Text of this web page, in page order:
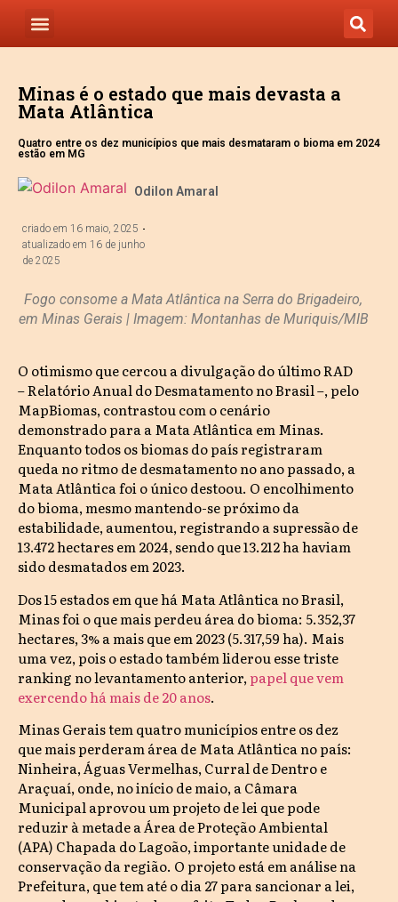
Minas é o estado que mais devasta a
Mata Atlântica
Quatro entre os dez municípios que mais desmataram o bioma em 2024
estão em MG
Odilon Amaral
criado em 16 maio, 2025
atualizado em 16 de junho
de 2025
Fogo consome a Mata Atlântica na Serra do Brigadeiro,
em Minas Gerais | Imagem: Montanhas de Muriquis/MIB
O otimismo que cercou a divulgação do último RAD
– Relatório Anual do Desmatamento no Brasil –, pelo
MapBiomas, contrastou com o cenário
demonstrado para a Mata Atlântica em Minas.
Enquanto todos os biomas do país registraram
queda no ritmo de desmatamento no ano passado, a
Mata Atlântica foi o único destoou. O encolhimento
do bioma, mesmo mantendo-se próximo da
estabilidade, aumentou, registrando a supressão de
13.472 hectares em 2024, sendo que 13.212 ha haviam
sido desmatados em 2023.
Dos 15 estados em que há Mata Atlântica no Brasil,
Minas foi o que mais perdeu área do bioma: 5.352,37
hectares, 3% a mais que em 2023 (5.317,59 ha). Mais
uma vez, pois o estado também liderou esse triste
ranking no levantamento anterior,papel que vem
exercendo há mais de 20 anos.
Minas Gerais tem quatro municípios entre os dez
que mais perderam área de Mata Atlântica no país:
Ninheira, Águas Vermelhas, Curral de Dentro e
Araçuaí, onde, no início de maio, a Câmara
Municipal aprovou um projeto de lei que pode
reduzir à metade a Área de Proteção Ambiental
(APA) Chapada do Lagoão, importante unidade de
conservação da região. O projeto está em análise na
Prefeitura, que tem até o dia 27 para sancionar a lei,